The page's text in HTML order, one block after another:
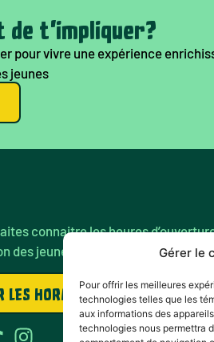
Gérer le
Pour offrir les meilleures
technologies telles que les
aux informations des
technologies nous permettra
de t'impliquer?
pour vivre une expérience
jeunes
connaitre les heures
des jeunes de ton quartier ?
LES HORAIRES